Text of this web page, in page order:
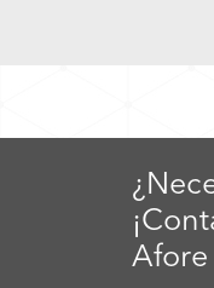
Afore